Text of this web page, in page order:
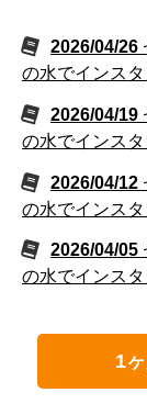
2026/04/26
の水でインス
2026/04/19
の水でインス
2026/04/12
の水でインス
2026/04/05
の水でインス
1